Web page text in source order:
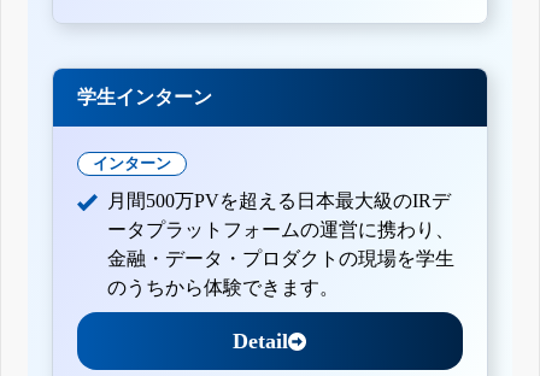
学生インターン
インターン
月間500万PVを超える日本最大級のIRデ
ータプラットフォームの運営に携わり、
金融・データ・プロダクトの現場を学生
のうちから体験できます。
Detail